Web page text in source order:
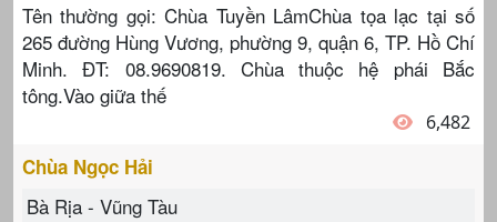
Tên thường gọi: Chùa Tuyền LâmChùa tọa lạc tại số
265 đường Hùng Vương, phường 9, quận 6, TP. Hồ Chí
Minh. ĐT: 08.9690819. Chùa thuộc hệ phái Bắc
tông.Vào giữa thế
6,482
Chùa Ngọc Hải
Bà Rịa - Vũng Tàu